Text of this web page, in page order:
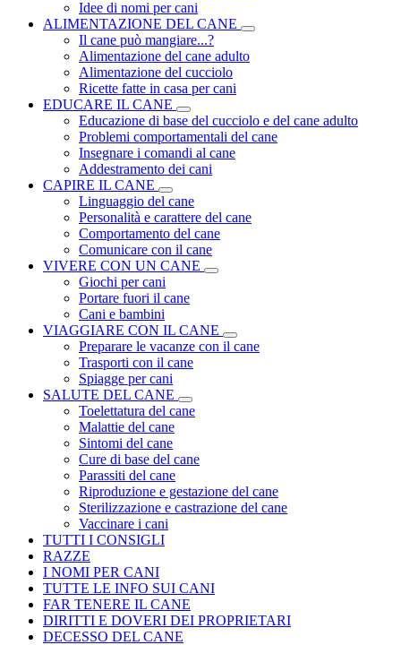
Idee di nomi per cani
ALIMENTAZIONE DEL CANE
Il cane può mangiare...?
Alimentazione del cane adulto
Alimentazione del cucciolo
Ricette fatte in casa per cani
EDUCARE IL CANE
Educazione di base del cucciolo e del cane adulto
Problemi comportamentali del cane
Insegnare i comandi al cane
Addestramento dei cani
CAPIRE IL CANE
Linguaggio del cane
Personalità e carattere del cane
Comportamento del cane
Comunicare con il cane
VIVERE CON UN CANE
Giochi per cani
Portare fuori il cane
Cani e bambini
VIAGGIARE CON IL CANE
Preparare le vacanze con il cane
Trasporti con il cane
Spiagge per cani
SALUTE DEL CANE
Toelettatura del cane
Malattie del cane
Sintomi del cane
Cure di base del cane
Parassiti del cane
Riproduzione e gestazione del cane
Sterilizzazione e castrazione del cane
Vaccinare i cani
TUTTI I CONSIGLI
RAZZE
I NOMI PER CANI
TUTTE LE INFO SUI CANI
FAR TENERE IL CANE
DIRITTI E DOVERI DEI PROPRIETARI
DECESSO DEL CANE